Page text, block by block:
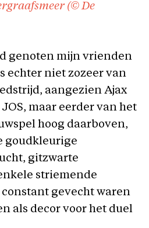
(© De
genoten mijn vrienden
echter niet zozeer van
aangezien Ajax
maar eerder van het
hoog daarboven,
goudkleurige
gitzwarte
striemende
gevecht waren
als decor voor het duel